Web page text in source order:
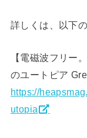
詳しくは、以下
【電磁波フリー
のユートピア
https://
utopia